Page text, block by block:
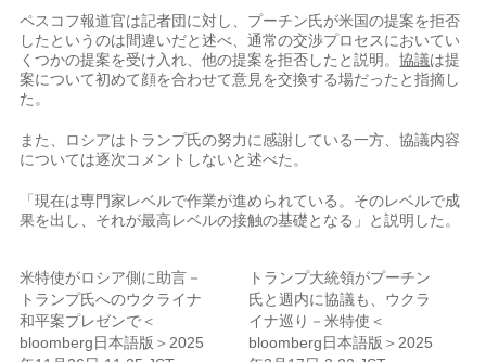
ペスコフ報道官は記者団に対し、プーチン氏が米国の提案を拒否
したというのは間違いだと述べ、通常の交渉プロセスにおいてい
くつかの提案を受け入れ、他の提案を拒否したと説明。協議は提
案について初めて顔を合わせて意見を交換する場だったと指摘し
た。
また、ロシアはトランプ氏の努力に感謝している一方、協議内容
については逐次コメントしないと述べた。
「現在は専門家レベルで作業が進められている。そのレベルで成
果を出し、それが最高レベルの接触の基礎となる」と説明した。
米特使がロシア側に助言－
トランプ氏へのウクライナ
和平案プレゼンで＜
bloomberg日本語版＞2025
トランプ大統領がプーチン
氏と週内に協議も、ウクラ
イナ巡り－米特使＜
bloomberg日本語版＞2025